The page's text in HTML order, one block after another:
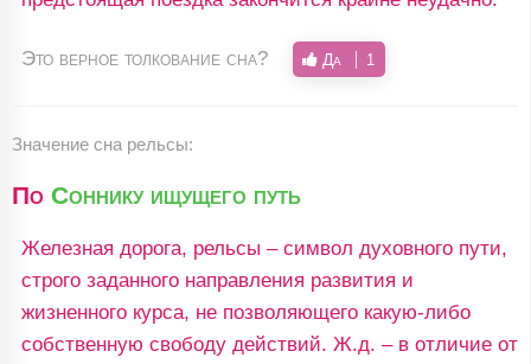
Это верное толкование сна? Да 1
Значение сна рельсы:
По Соннику ищущего путь
Железная дорога, рельсы – символ духовного пути,
строго заданного направления развития и
жизненного курса, не позволяющего какую-либо
собственную свободу действий. Ж.д. – в отличие от